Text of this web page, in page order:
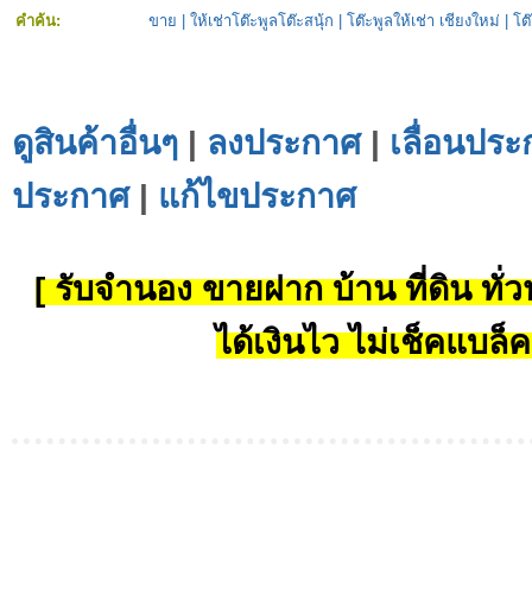
คำค้น: ขาย ให้เช่าโต๊ะพูลโต๊ะสนุ้ก โต๊ะพูลให้เช่า เชียงใหม่ โ
ดูสินค้าอื่นๆ | ลงประกาศ| เลื่อนปร
ประกาศ| แก้ไขประกาศ
[ รับจำนอง ขายฝาก บ้าน ที่ดิน ทั่ว
ได้เงินไว ไม่เช็คแบล็